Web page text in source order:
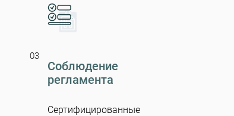
03
Соблюдение
регламента
Сертифицированные